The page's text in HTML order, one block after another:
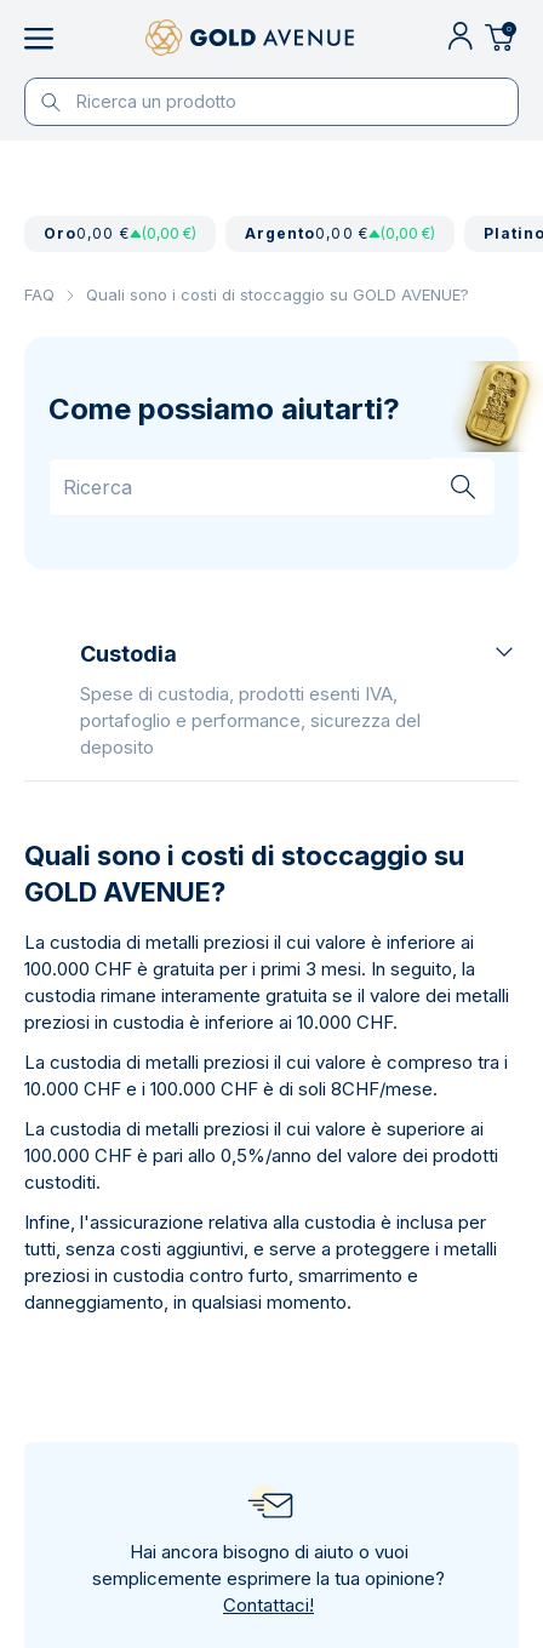
0
Oro0,00 € (0,00 €) Argento0,00 € (0,00 €)
FAQ Quali sono i costi di stoccaggio su GOLD AVENUE?
Come possiamo aiutarti?
Custodia
Spese di custodia, prodotti esenti IVA,
portafoglio e performance, sicurezza del
deposito
Quali sono i costi di stoccaggio su
GOLD AVENUE?
La custodia di metalli preziosi il cui valore è inferiore ai
100.000 CHF è gratuita per i primi 3 mesi. In seguito, la
custodia rimane interamente gratuita se il valore dei metalli
preziosi in custodia è inferiore ai 10.000 CHF.
La custodia di metalli preziosi il cui valore è compreso tra i
10.000 CHF e i 100.000 CHF è di soli 8CHF/mese.
La custodia di metalli preziosi il cui valore è superiore ai
100.000 CHF è pari allo 0,5%/anno del valore dei prodotti
custoditi.
Infine, l'assicurazione relativa alla custodia è inclusa per
tutti, senza costi aggiuntivi, e serve a proteggere i metalli
preziosi in custodia contro furto, smarrimento e
danneggiamento, in qualsiasi momento.
Hai ancora bisogno di aiuto o vuoi
semplicemente esprimere la tua opinione?
Contattaci!